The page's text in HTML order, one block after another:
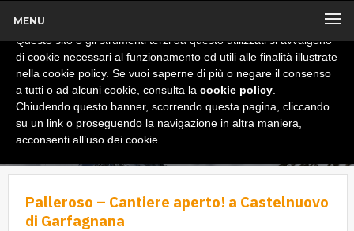
MENU
Palleroso – Cantiere aperto! a Castelnuovo
di Garfagnana
x
Informativa
Questo sito o gli strumenti terzi da questo utilizzati si avvalgono
di cookie necessari al funzionamento ed utili alle finalità illustrate
nella cookie policy. Se vuoi saperne di più o negare il consenso
a tutti o ad alcuni cookie, consulta la cookie policy
Chiudendo questo banner, scorrendo questa pagina, cliccando
su un link o proseguendo la navigazione in altra maniera,
acconsenti all’uso dei cookie.